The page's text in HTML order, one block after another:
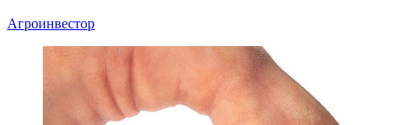
Агроинвестор